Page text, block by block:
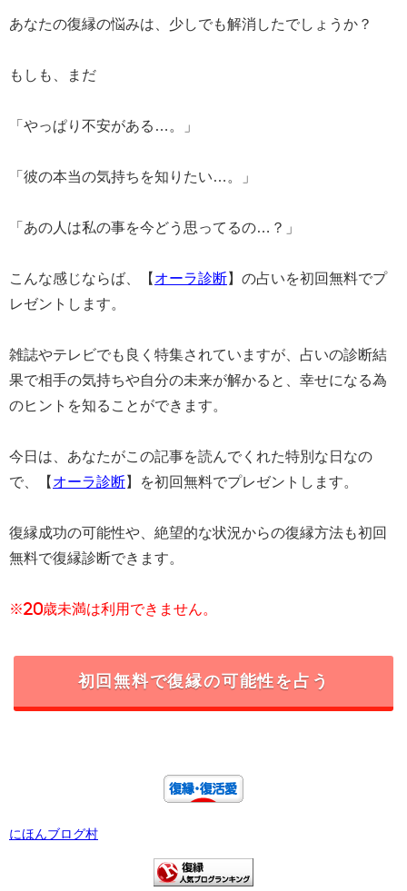
あなたの復縁の悩みは、少しでも解消したでしょうか？
もしも、まだ
「やっぱり不安がある…。」
「彼の本当の気持ちを知りたい…。」
「あの人は私の事を今どう思ってるの…？」
こんな感じならば、【 オーラ診断】の占いを初回無料でプ
レゼントします。
雑誌やテレビでも良く特集されていますが、占いの診断結
果で相手の気持ちや自分の未来が解かると、幸せになる為
のヒントを知ることができます。
今日は、あなたがこの記事を読んでくれた特別な日なの
で、【 オーラ診断】を初回無料でプレゼントします。
復縁成功の可能性や、絶望的な状況からの復縁方法も初回
無料で復縁診断できます。
※20歳未満は利用できません。
初回無料で復縁の可能性を占う
にほんブログ村